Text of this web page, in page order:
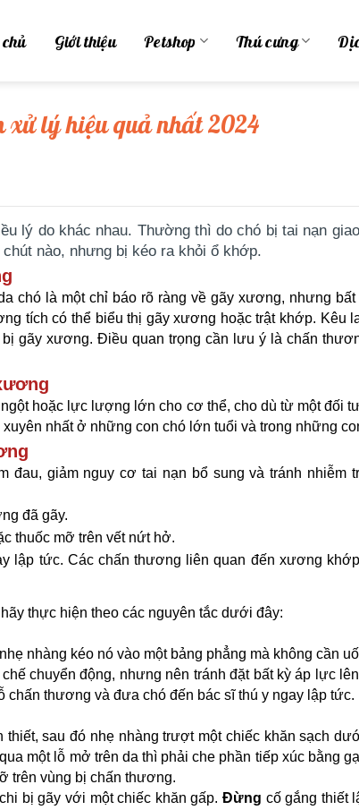
Giới thiệu Petshop Thú cưng
xử lý hiệu quả nhất 2024
lý do khác nhau. Thường thì do chó bị tai nạn
nào, nhưng bị kéo ra khỏi ổ khớp.
chó là một chỉ báo rõ ràng về gãy xương, nhưng
tích có thể biểu thị gãy xương hoặc trật khớp. Kêu
bị gãy xương. Điều quan trọng cần lưu ý là chấn
hoặc lực lượng lớn cho cơ thể, cho dù từ một đối
nhất ở những con chó lớn tuổi và trong những
đau, giảm nguy cơ tai nạn bổ sung và tránh nhiễm
đã gãy.
thuốc mỡ trên vết nứt hở.
lập tức. Các chấn thương liên quan đến xương
thực hiện theo các nguyên tắc dưới đây:
nhàng kéo nó vào một bảng phẳng mà không cần
chuyển động, nhưng nên tránh đặt bất kỳ áp lực
chấn thương và đưa chó đến bác sĩ thú y ngay lập tức.
thiết, sau đó nhẹ nhàng trượt một chiếc khăn sạch
một lỗ mở trên da thì phải che phần tiếp xúc bằng
trên vùng bị chấn thương.
bị gãy với một chiếc khăn gấp. Đừng cố gắng thiết